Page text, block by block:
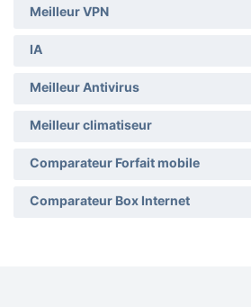
Meilleur VPN
IA
Meilleur Antivirus
Meilleur climatiseur
Comparateur Forfait mobile
Comparateur Box Internet